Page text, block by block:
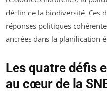
déclin de la biodiversité. Ces
réponses politiques
ancrées dans la planification
Les quatre défis
au cœur de la